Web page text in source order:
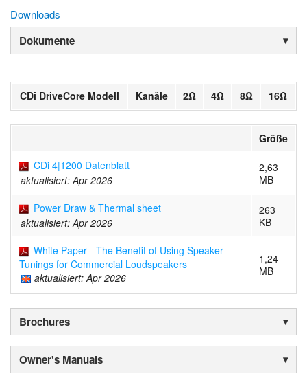
Downloads
Dokumente
CDi DriveCore Modell Kanäle 2Ω 4Ω 8Ω 16Ω
Größe
CDi 4|1200 Datenblatt
aktualisiert: Apr 2026
2,63
MB
Power Draw & Thermal sheet
aktualisiert: Apr 2026
263
KB
White Paper - The Benefit of Using Speaker
Tunings for Commercial Loudspeakers
aktualisiert: Apr 2026
1,24
MB
Brochures
Owner's Manuals